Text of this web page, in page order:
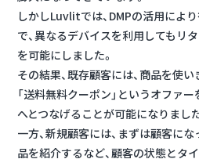
しかしLuvlitでは、DMPの活用によ
で、異なるデバイスを利用してもリ
を可能にしました。
その結果、既存顧客には、商品を使
「送料無料クーポン」というオファ
へとつなげることが可能になりました
一方、新規顧客には、まずは顧客に
品を紹介するなど、顧客の状態とタ